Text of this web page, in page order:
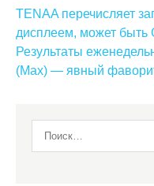
Навигация
по
записям
TENAA перечисляет
дисплеем, может быть
Результаты
(Max) — явный